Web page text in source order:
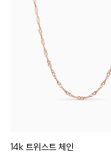
14k 트위스트 체인